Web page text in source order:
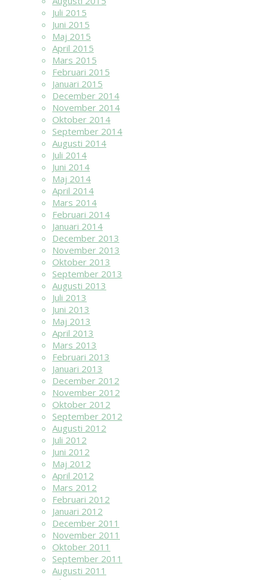
Juli 2015
Juni 2015
Maj 2015
April 2015
Mars 2015
Februari 2015
Januari 2015
December 2014
November 2014
Oktober 2014
September 2014
Augusti 2014
Juli 2014
Juni 2014
Maj 2014
April 2014
Mars 2014
Februari 2014
Januari 2014
December 2013
November 2013
Oktober 2013
September 2013
Augusti 2013
Juli 2013
Juni 2013
Maj 2013
April 2013
Mars 2013
Februari 2013
Januari 2013
December 2012
November 2012
Oktober 2012
September 2012
Augusti 2012
Juli 2012
Juni 2012
Maj 2012
April 2012
Mars 2012
Februari 2012
Januari 2012
December 2011
November 2011
Oktober 2011
September 2011
Augusti 2011